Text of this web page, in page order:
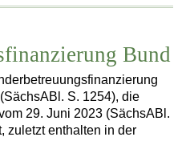
Bund
S. 1254), die
29. Juni 2023 (SächsABl.
zuletzt enthalten in der